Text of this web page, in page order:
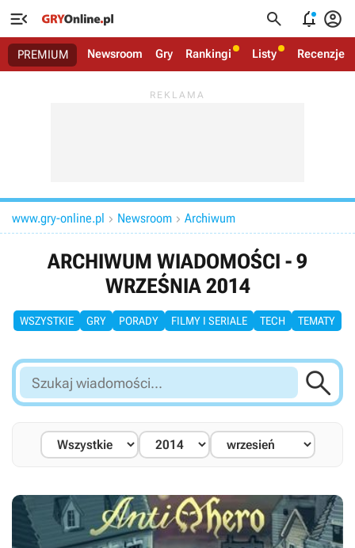
   
PREMIUM Newsroom Gry Rankingi Listy Recenzje
www.gry-online.pl  Newsroom  Archiwum
ARCHIWUM WIADOMOŚCI - 9
WRZEŚNIA 2014
WSZYSTKIE GRY PORADY FILMY I SERIALE TECH TEMATY
Szukaj
wiadomości...
